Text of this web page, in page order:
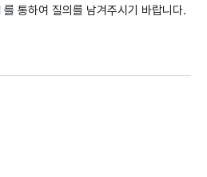
공간·지역 명소 여행...전주
를 통하여 질의를 남겨주시기 바랍니다.